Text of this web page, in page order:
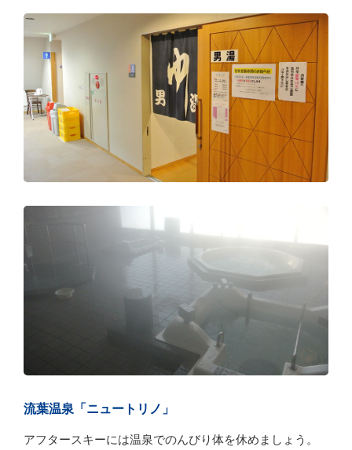
流葉温泉「ニュートリノ」
アフタースキーには温泉でのんびり体を休めましょう。